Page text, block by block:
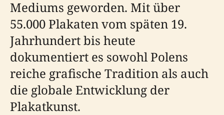
Mediums geworden. Mit über
55.000 Plakaten vom späten 19.
Jahrhundert bis heute
dokumentiert es sowohl Polens
reiche grafische Tradition als auch
die globale Entwicklung der
Plakatkunst.